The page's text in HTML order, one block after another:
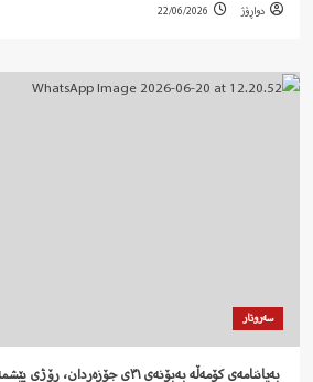
دواڕۆژ 22/06/2026
سەروتار
‍ بەیاننامەی کۆمەڵە بەبۆنەی ٣١ی جۆزەردان، ڕۆژی پێشمەرگەی کۆمەڵە